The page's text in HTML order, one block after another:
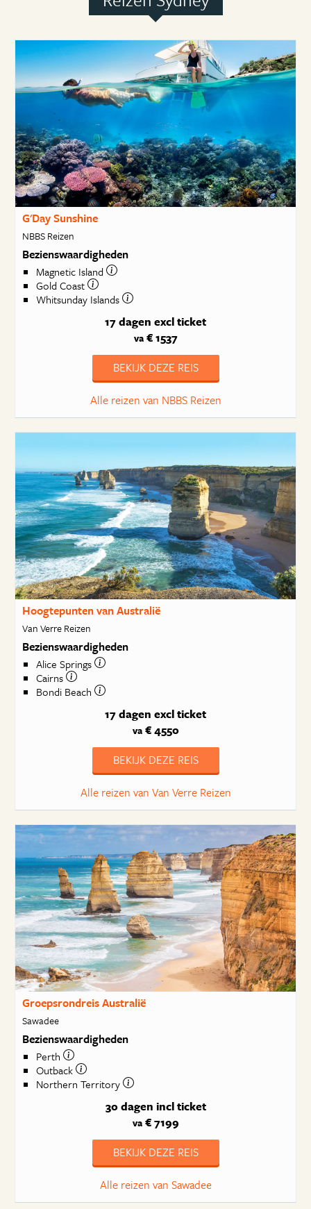
G'Day Sunshine
NBBS Reizen
Bezienswaardigheden
Magnetic Island
Gold Coast
Whitsunday Islands
17 dagen excl ticket
va€ 1537
BEKIJK DEZE REIS
Alle reizen van NBBS Reizen
Hoogtepunten van Australië
Van Verre Reizen
Bezienswaardigheden
Alice Springs
Cairns
Bondi Beach
17 dagen excl ticket
va€ 4550
BEKIJK DEZE REIS
Alle reizen van Van Verre Reizen
Groepsrondreis Australië
Sawadee
Bezienswaardigheden
Perth
Outback
Northern Territory
30 dagen incl ticket
va€ 7199
BEKIJK DEZE REIS
Alle reizen van Sawadee